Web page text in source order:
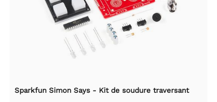
Sparkfun Simon Says - Kit de soudure traversant